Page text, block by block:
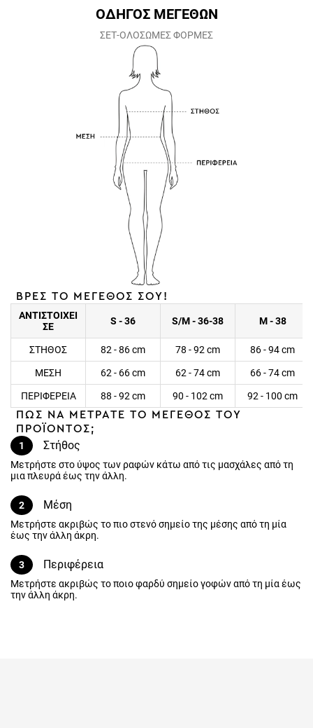
ΟΔΗΓΟΣ ΜΕΓΕΘΩΝ
ΣΕΤ-ΟΛΟΣΩΜΕΣ ΦΟΡΜΕΣ
ΒΡΕΣ ΤΟ ΜΕΓΕΘΟΣ ΣΟΥ!
ΑΝΤΙΣΤΟΙΧΕΙ
ΣΕ
S - 36 S/M - 36-38 M - 38
ΣΤΗΘΟΣ 82 - 86 cm 78 - 92 cm 86 - 94 cm
ΜΕΣΗ 62 - 66 cm 62 - 74 cm 66 - 74 cm
ΠΕΡΙΦΕΡΕΙΑ 88 - 92 cm 90 - 102 cm
92 - 100 cm
ΠΩΣ ΝΑ ΜΕΤΡΑΤΕ ΤΟ ΜΕΓΕΘΟΣ ΤΟΥ
ΠΡΟΪΟΝΤΟΣ;
1
Στήθος
Μετρήστε στο ύψος των ραφών κάτω από τις μασχάλες από τη
μια πλευρά έως την άλλη.
2 Μέση
Μετρήστε ακριβώς το πιο στενό σημείο της μέσης από τη μία
έως την άλλη άκρη.
3 Περιφέρεια
Μετρήστε ακριβώς το ποιο φαρδύ σημείο γοφών από τη μία έως
την άλλη άκρη.